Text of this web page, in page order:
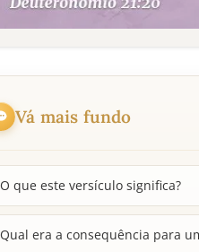
Vá mais fundo
O que este versículo significa?
Qual era a consequência para